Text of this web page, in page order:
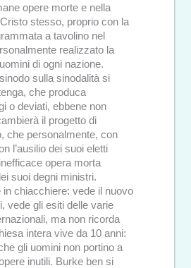
opere morte e nella
stesso, proprio con la
a tavolino nel
realizzato la
di ogni nazione.
sulla sinodalità si
che produca
o deviati, ebbene non
il progetto di
che personalmente, con
l’ausilio dei suoi eletti
opera morta
suoi degni ministri.
in chiacchiere: vede il nuovo
vede gli esiti delle varie
ma non ricorda
intera vive da 10 anni:
gli uomini non portino a
inutili. Burke ben si